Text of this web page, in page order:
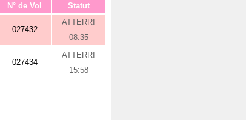
N° de Vol Statut
027432
ATTERRI
08:35
027434
ATTERRI
15:58